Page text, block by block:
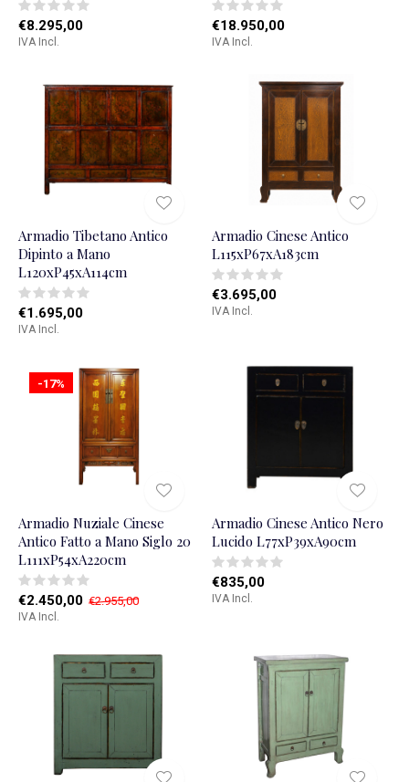
€8.295,00
IVA Incl.
€18.950,00
IVA Incl.
Armadio Tibetano Antico
Dipinto a Mano
L120xP45xA114cm
€1.695,00
IVA Incl.
Armadio Cinese Antico
L115xP67xA183cm
€3.695,00
IVA Incl.
-17%
Armadio Nuziale Cinese
Antico Fatto a Mano Siglo 20
L111xP54xA220cm
€2.450,00 €2.955,00
IVA Incl.
Armadio Cinese Antico Nero
Lucido L77xP39xA90cm
€835,00
IVA Incl.